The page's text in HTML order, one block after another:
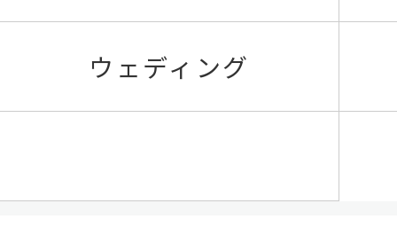
ウェディング